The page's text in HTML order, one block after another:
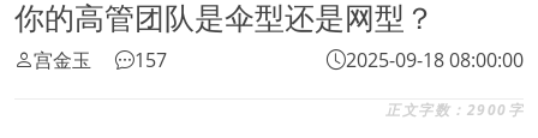
你的高管团队是伞型还是网型？
宫金玉 157 2025-09-18 08:00:00
正文字数：2900字